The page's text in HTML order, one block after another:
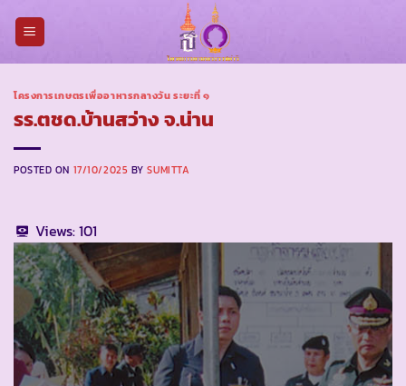
โครงการเกษตรเพื่ออาหารกลางวัน ระยะที่ ๑
รร.ตชด.บ้านสว่าง จ.น่าน
POSTED ON 17/10/2025 BYSUMITTA
Views:101